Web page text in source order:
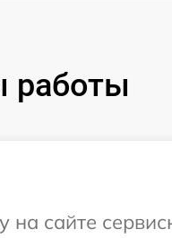
работы
на сайте